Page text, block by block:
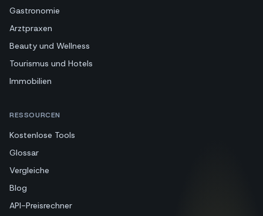
Gastronomie
Arztpraxen
Beauty und Wellness
Tourismus und Hotels
Immobilien
RESSOURCEN
Kostenlose Tools
Glossar
Vergleiche
Blog
API-Preisrechner